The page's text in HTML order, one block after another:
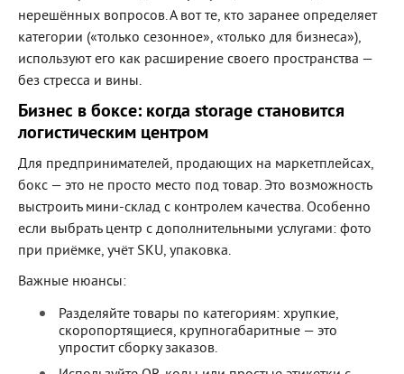
нерешённых вопросов. А вот те, кто заранее определяет
категории («только сезонное», «только для бизнеса»),
используют его как расширение своего пространства —
без стресса и вины.
Бизнес в боксе: когда storage становится
логистическим центром
Для предпринимателей, продающих на маркетплейсах,
бокс — это не просто место под товар. Это возможность
выстроить мини-склад с контролем качества. Особенно
если выбрать центр с дополнительными услугами: фото
при приёмке, учёт SKU, упаковка.
Важные нюансы:
Разделяйте товары по категориям: хрупкие,
скоропортящиеся, крупногабаритные — это
упростит сборку заказов.